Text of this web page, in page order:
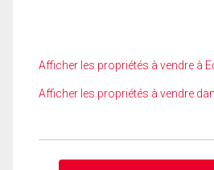
Afficher les propriétés à vendre à
Afficher les propriétés à vendre